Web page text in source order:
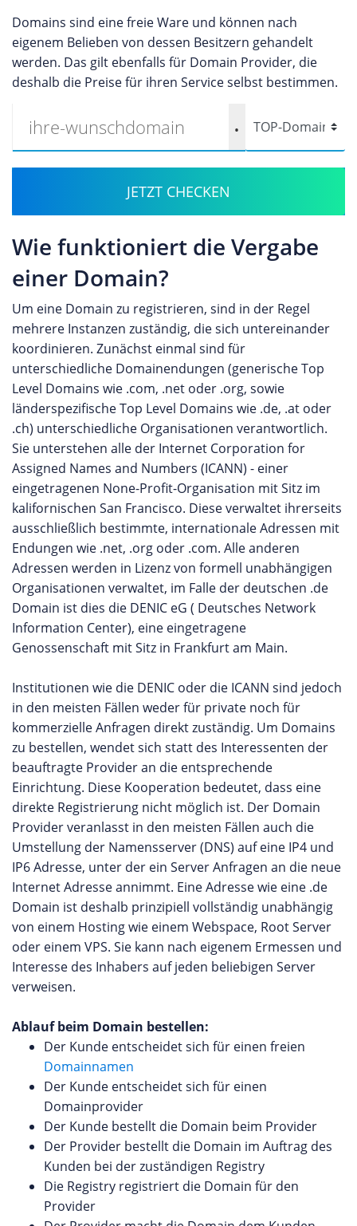
Domains sind eine freie Ware und können nach
eigenem Belieben von dessen Besitzern gehandelt
werden. Das gilt ebenfalls für Domain Provider, die
deshalb die Preise für ihren Service selbst bestimmen.
.
JETZT CHECKEN
Wie funktioniert die Vergabe
einer Domain?
Um eine Domain zu registrieren, sind in der Regel
mehrere Instanzen zuständig, die sich untereinander
koordinieren. Zunächst einmal sind für
unterschiedliche Domainendungen (generische Top
Level Domains wie .com, .net oder .org, sowie
länderspezifische Top Level Domains wie .de, .at oder
.ch) unterschiedliche Organisationen verantwortlich.
Sie unterstehen alle der Internet Corporation for
Assigned Names and Numbers (ICANN) - einer
eingetragenen None-Profit-Organisation mit Sitz im
kalifornischen San Francisco. Diese verwaltet ihrerseits
ausschließlich bestimmte, internationale Adressen mit
Endungen wie .net, .org oder .com. Alle anderen
Adressen werden in Lizenz von formell unabhängigen
Organisationen verwaltet, im Falle der deutschen .de
Domain ist dies die DENIC eG ( Deutsches Network
Information Center), eine eingetragene
Genossenschaft mit Sitz in Frankfurt am Main.
Institutionen wie die DENIC oder die ICANN sind jedoch
in den meisten Fällen weder für private noch für
kommerzielle Anfragen direkt zuständig. Um Domains
zu bestellen, wendet sich statt des Interessenten der
beauftragte Provider an die entsprechende
Einrichtung. Diese Kooperation bedeutet, dass eine
direkte Registrierung nicht möglich ist. Der Domain
Provider veranlasst in den meisten Fällen auch die
Umstellung der Namensserver (DNS) auf eine IP4 und
IP6 Adresse, unter der ein Server Anfragen an die neue
Internet Adresse annimmt. Eine Adresse wie eine .de
Domain ist deshalb prinzipiell vollständig unabhängig
von einem Hosting wie einem Webspace, Root Server
oder einem VPS. Sie kann nach eigenem Ermessen und
Interesse des Inhabers auf jeden beliebigen Server
verweisen.
Ablauf beim Domain bestellen:
Der Kunde entscheidet sich für einen freien
Domainnamen
Der Kunde entscheidet sich für einen
Domainprovider
Der Kunde bestellt die Domain beim Provider
Der Provider bestellt die Domain im Auftrag des
Kunden bei der zuständigen Registry
Die Registry registriert die Domain für den
Provider